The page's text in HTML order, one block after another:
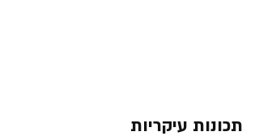
תכונות עיקריות